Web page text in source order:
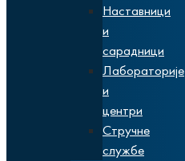
Наставници
и
сарадници
Лабораторије
и
центри
Стручне
службе